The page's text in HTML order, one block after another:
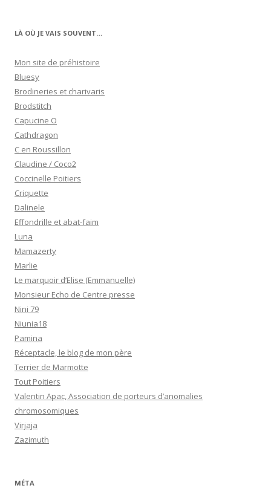
LÀ OÙ JE VAIS SOUVENT…
Mon site de préhistoire
Bluesy
Brodineries et charivaris
Brodstitch
Capucine O
Cathdragon
C en Roussillon
Claudine / Coco2
Coccinelle Poitiers
Criquette
Dalinele
Effondrille et abat-faim
Luna
Mamazerty
Marlie
Le marquoir d’Elise (Emmanuelle)
Monsieur Echo de Centre presse
Nini 79
Niunia18
Pamina
Réceptacle, le blog de mon père
Terrier de Marmotte
Tout Poitiers
Valentin Apac, Association de porteurs d’anomalies
chromosomiques
Virjaja
Zazimuth
MÉTA